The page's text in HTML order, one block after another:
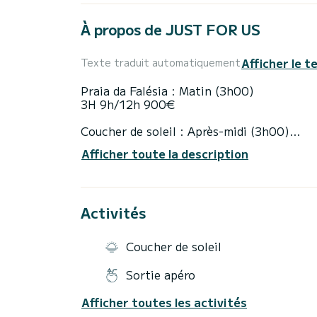
À propos de JUST FOR US
Texte traduit automatiquementAfficher le
Praia da Falésia : Matin (3h00)
3H 9h/12h 900€
Coucher de soleil : Après-midi (3h00)
5H 9h/ 30 1575€
Journée complète Benagil : Matin (7h00)
Journée complète Ria Formosa : Matin
7H 10h/17h 2205€
7H 13h30/20h30 2205€
Afficher toute la description
Activités
Coucher de soleil
Sortie apéro
Afficher toutes les activités